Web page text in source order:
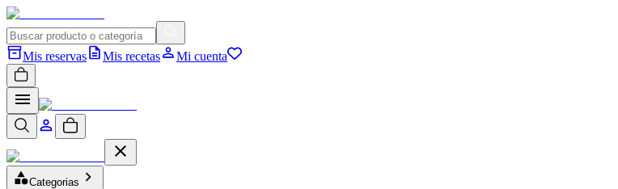
Mis reservas Mis recetas Mi cuenta
Categorias